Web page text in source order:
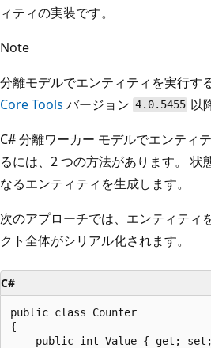
ィティの実装です。
Note
分離モデルでエンティティを実行す
Core Tools バージョン 4.0.5455 以
C# 分離ワーカー モデルでエンティ
るには、2 つの方法があります。 状
なるエンティティを生成します。
次のアプローチでは、エンティティ
クト全体がシリアル化されます。
C#
public class Counter
{
public int Value { get;